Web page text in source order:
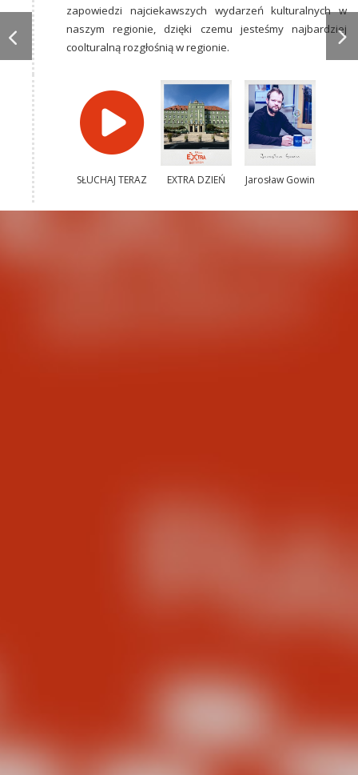
zapowiedzi najciekawszych wydarzeń kulturalnych w
naszym regionie, dzięki czemu jesteśmy najbardziej
coolturalną rozgłośnią w regionie.
SŁUCHAJ TERAZ EXTRA DZIEŃ Jarosław Gowin